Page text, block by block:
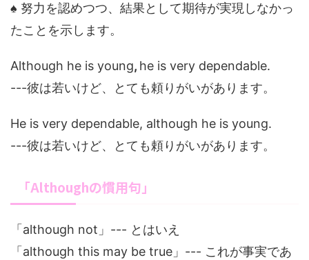
♠ 努力を認めつつ、結果として期待が実現しなかっ
たことを示します。
Although he is young, he is very dependable.
---彼は若いけど、とても頼りがいがあります。
He is very dependable, although he is young.
---彼は若いけど、とても頼りがいがあります。
「Althoughの慣用句」
「although not」--- とはいえ
「although this may be true」--- これが事実であ